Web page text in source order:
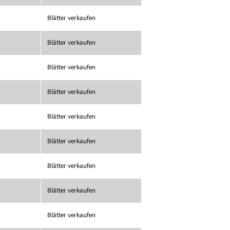
Blätter verkaufen
Blätter verkaufen
Blätter verkaufen
Blätter verkaufen
Blätter verkaufen
Blätter verkaufen
Blätter verkaufen
Blätter verkaufen
Blätter verkaufen